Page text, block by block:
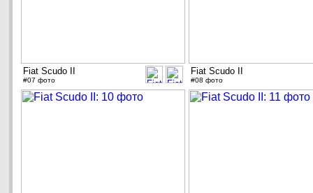
Fiat Scudo II
#07 фото
Fiat Scudo II
#08 фото